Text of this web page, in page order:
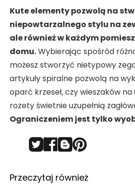
Kute elementy pozwolą na
niepowtarzalnego stylu na
ale również w każdym
domu.Wybierając spośród
możesz stworzyć nietypowy
artykuły spiralne pozwolą na
oparć krzeseł, czy wieszaków
rozety świetnie uzupełnią
Ograniczeniem jest tylko
Przeczytaj również